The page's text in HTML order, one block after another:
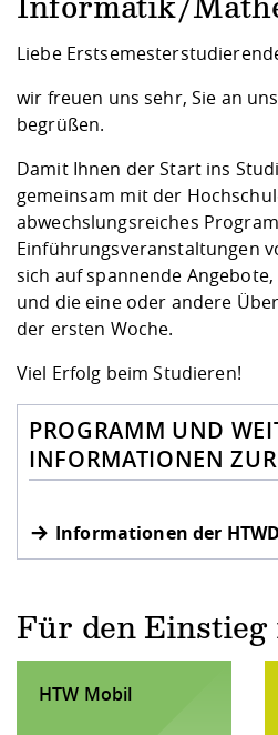
Career Service
Angebote für
Kontakt und Anfahrt
Qualitätssicherung
Informatik/
Liebe
wir freuen uns sehr, Sie an
begrüßen.
Damit Ihnen der Start ins
gemeinsam mit der
abwechslungsreiches
Einführungsveranstaltungen
sich auf spannende
und die eine oder andere
der ersten Woche.
Viel Erfolg beim Studieren!
PROGRAMM UND
INFORMATIONEN
Informationen der HTWD
Für den Einstieg
HTW Mobil